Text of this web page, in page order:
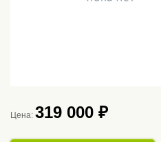
Цена: 319 000 ₽